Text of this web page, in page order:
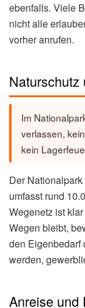
ebenfalls. Viele
nicht alle
vorher anrufen.
Naturschutz
Im
verlassen,
kein
Der
umfasst rund
Wegenetz ist
Wegen bleibt,
den Eigenbedarf
werden,
Anreise und